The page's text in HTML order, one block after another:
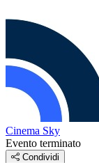
Cinema Sky
Evento terminato
Condividi